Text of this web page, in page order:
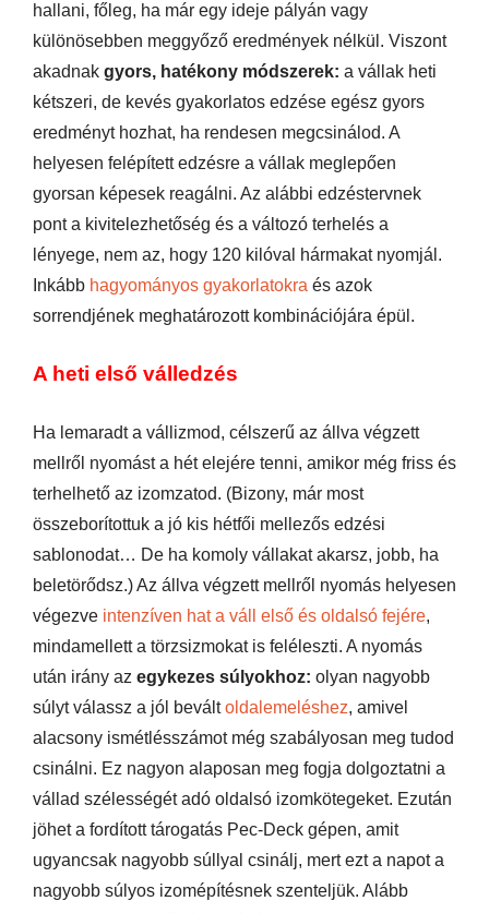
hallani, főleg, ha már egy ideje pályán vagy
különösebben meggyőző eredmények nélkül. Viszont
akadnak gyors, hatékony módszerek: a vállak heti
kétszeri, de kevés gyakorlatos edzése egész gyors
eredményt hozhat, ha rendesen megcsinálod. A
helyesen felépített edzésre a vállak meglepően
gyorsan képesek reagálni. Az alábbi edzéstervnek
pont a kivitelezhetőség és a változó terhelés a
lényege, nem az, hogy 120 kilóval hármakat nyomjál.
Inkább hagyományos gyakorlatokra és azok
sorrendjének meghatározott kombinációjára épül.
A heti első válledzés
Ha lemaradt a vállizmod, célszerű az állva végzett
mellről nyomást a hét elejére tenni, amikor még friss és
terhelhető az izomzatod. (Bizony, már most
összeborítottuk a jó kis hétfői mellezős edzési
sablonodat… De ha komoly vállakat akarsz, jobb, ha
beletörődsz.) Az állva végzett mellről nyomás helyesen
végezve intenzíven hat a váll első és oldalsó fejére,
mindamellett a törzsizmokat is feléleszti. A nyomás
után irány az egykezes súlyokhoz: olyan nagyobb
súlyt válassz a jól beváltoldalemeléshez, amivel
alacsony ismétlésszámot még szabályosan meg tudod
csinálni. Ez nagyon alaposan meg fogja dolgoztatni a
vállad szélességét adó oldalsó izomkötegeket. Ezután
jöhet a fordított tárogatás Pec-Deck gépen, amit
ugyancsak nagyobb súllyal csinálj, mert ezt a napot a
nagyobb súlyos izomépítésnek szenteljük. Alább